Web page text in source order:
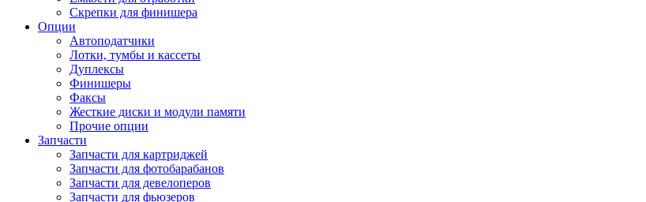
Скрепки для финишера
Опции
Автоподатчики
Лотки, тумбы и кассеты
Дуплексы
Финишеры
Факсы
Жесткие диски и модули памяти
Прочие опции
Запчасти
Запчасти для картриджей
Запчасти для фотобарабанов
Запчасти для девелоперов
Запчасти для фьюзеров